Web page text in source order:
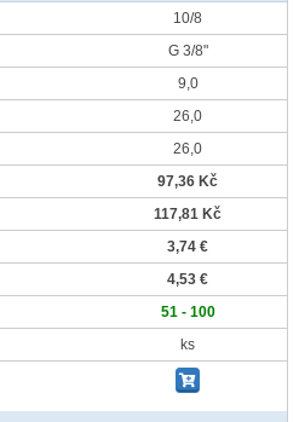
10/8
G 3/8"
9,0
26,0
26,0
97,36 Kč
117,81 Kč
3,74 €
4,53 €
51 - 100
ks